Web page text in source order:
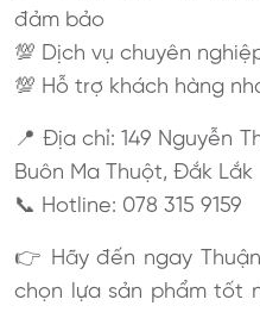
đảm bảo
💯 Dịch vụ chuyên
💯 Hỗ trợ khách hàng
📍 Địa chỉ: 149 Nguyễn
Buôn Ma Thuột, Đắk Lắk
📞 Hotline: 078 315 9159
👉 Hãy đến ngay
chọn lựa sản phẩm tốt